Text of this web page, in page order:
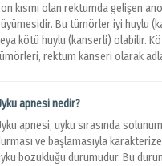
kısmı olan rektumda gelişen
Bu tümörler iyi huylu
kötü huylu (kanserli) olabilir.
rektum kanseri olarak
apnesi nedir?
apnesi, uyku sırasında
ve başlamasıyla
bozukluğu durumudur. Bu